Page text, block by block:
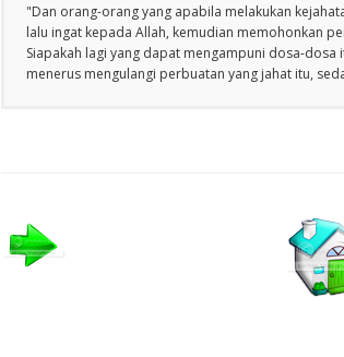
"Dan orang-orang yang apabila melakukan
lalu ingat kepada Allah, kemudian memohonkan
Siapakah lagi yang dapat mengampuni dosa-dosa
menerus mengulangi perbuatan yang jahat itu,